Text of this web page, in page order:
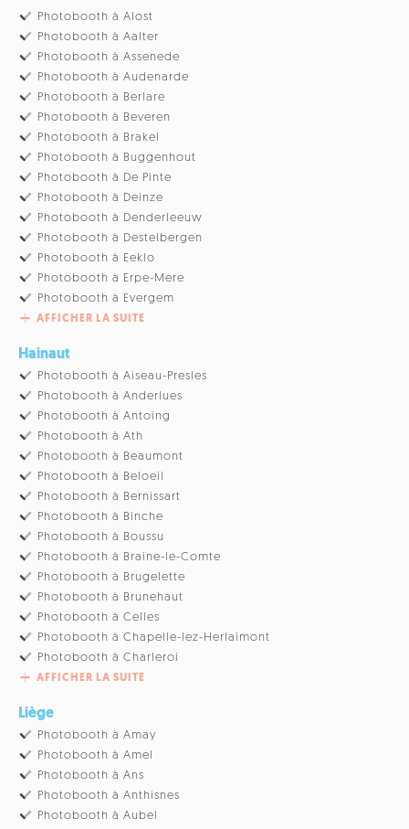
Photobooth à Alost
Photobooth à Aalter
Photobooth à Assenede
Photobooth à Audenarde
Photobooth à Berlare
Photobooth à Beveren
Photobooth à Brakel
Photobooth à Buggenhout
Photobooth à De Pinte
Photobooth à Deinze
Photobooth à Denderleeuw
Photobooth à Destelbergen
Photobooth à Eeklo
Photobooth à Erpe-Mere
Photobooth à Evergem
AFFICHER LA SUITE
Hainaut
Photobooth à Aiseau-Presles
Photobooth à Anderlues
Photobooth à Antoing
Photobooth à Ath
Photobooth à Beaumont
Photobooth à Beloeil
Photobooth à Bernissart
Photobooth à Binche
Photobooth à Boussu
Photobooth à Braine-le-Comte
Photobooth à Brugelette
Photobooth à Brunehaut
Photobooth à Celles
Photobooth à Chapelle-lez-Herlaimont
Photobooth à Charleroi
AFFICHER LA SUITE
Liège
Photobooth à Amay
Photobooth à Amel
Photobooth à Ans
Photobooth à Anthisnes
Photobooth à Aubel